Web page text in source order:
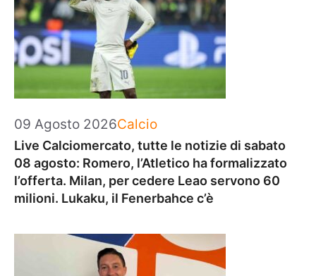
09 Agosto 2026Categorie
Calcio
Live Calciomercato, tutte le notizie di sabato
08 agosto: Romero, l’Atletico ha formalizzato
l’offerta. Milan, per cedere Leao servono 60
milioni. Lukaku, il Fenerbahce c’è